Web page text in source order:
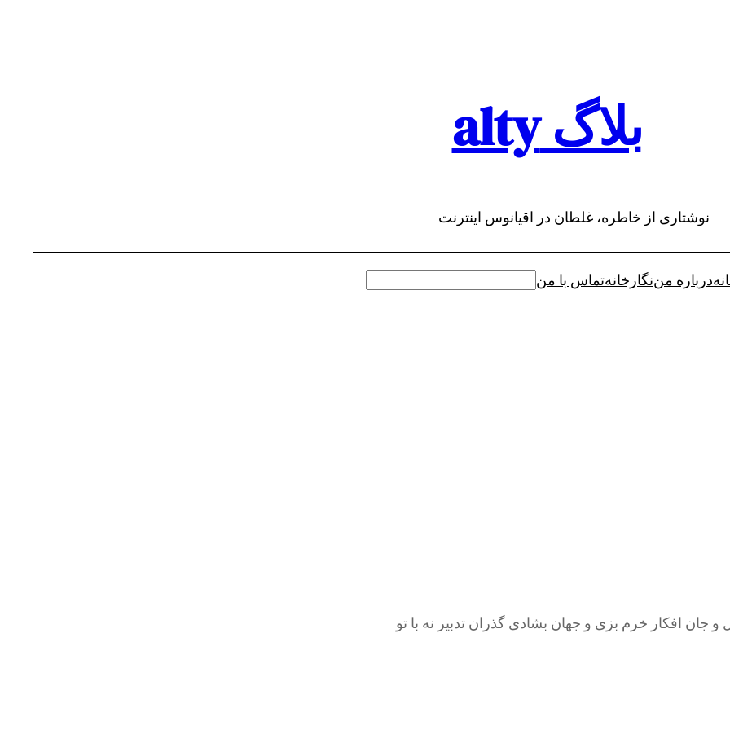
بلاگ alty
نوشتاری از خاطره، غلطان در اقیانوس اینترنت
درباره مننگارخانهتماس با من
جان افکار خرم بزی و جهان بشادی گذران تدبیر نه با تو